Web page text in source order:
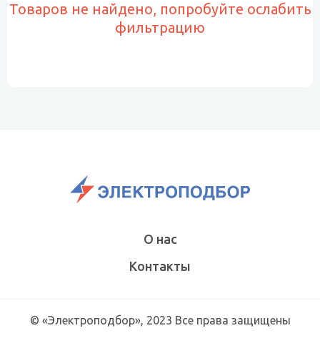
Товаров не найдено, попробуйте ослабить
фильтрацию
О нас
Контакты
© «Электроподбор», 2023 Все права защищены